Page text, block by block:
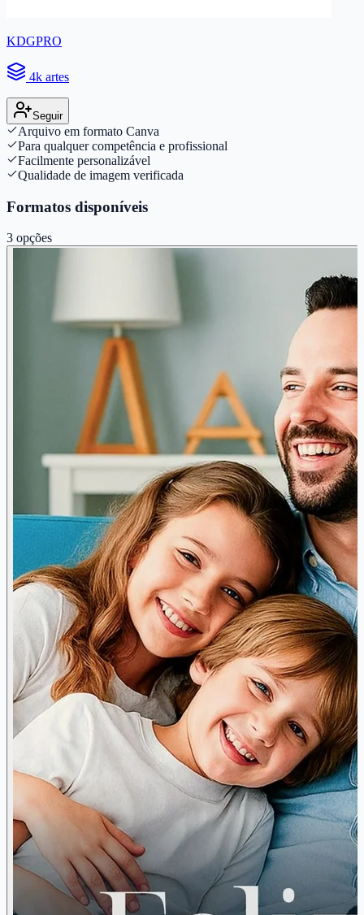
KDGPRO
4k artes
Seguir
Arquivo em formato Canva
Para qualquer competência e profissional
Facilmente personalizável
Qualidade de imagem verificada
Formatos disponíveis
3 opções